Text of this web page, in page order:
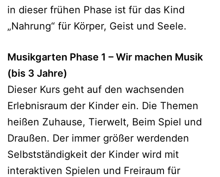
in dieser frühen Phase ist für das Kind
„Nahrung“ für Körper, Geist und Seele.
Musikgarten Phase 1 – Wir machen Musik
(bis 3 Jahre)
Dieser Kurs geht auf den wachsenden
Erlebnisraum der Kinder ein. Die Themen
heißen Zuhause, Tierwelt, Beim Spiel und
Draußen. Der immer größer werdenden
Selbstständigkeit der Kinder wird mit
interaktiven Spielen und Freiraum für